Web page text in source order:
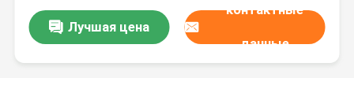
Лучшая цена
контактные
данные